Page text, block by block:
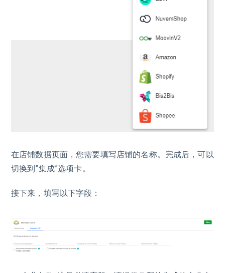
在店铺数据页面，您需要填写店铺的名称。完成后，可以
切换到”集成”选项卡。
接下来，填写以下字段：